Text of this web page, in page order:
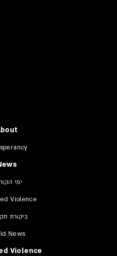
ימי
Violence
ביקורת
News
Violence